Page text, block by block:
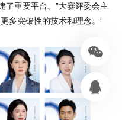
了重要平台。”大赛评委会主
多突破性的技术和理念。”